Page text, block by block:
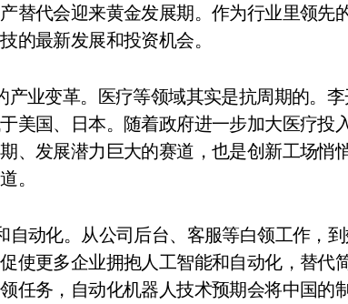
替代会迎来黄金发展期。作为行业里领先
的最新发展和投资机会。
产业变革。医疗等领域其实是抗周期的。
美国、日本。随着政府进一步加大医疗投
、发展潜力巨大的赛道，也是创新工场悄
。
自动化。从公司后台、客服等白领工作，
使更多企业拥抱人工智能和自动化，替代
任务，自动化机器人技术预期会将中国的